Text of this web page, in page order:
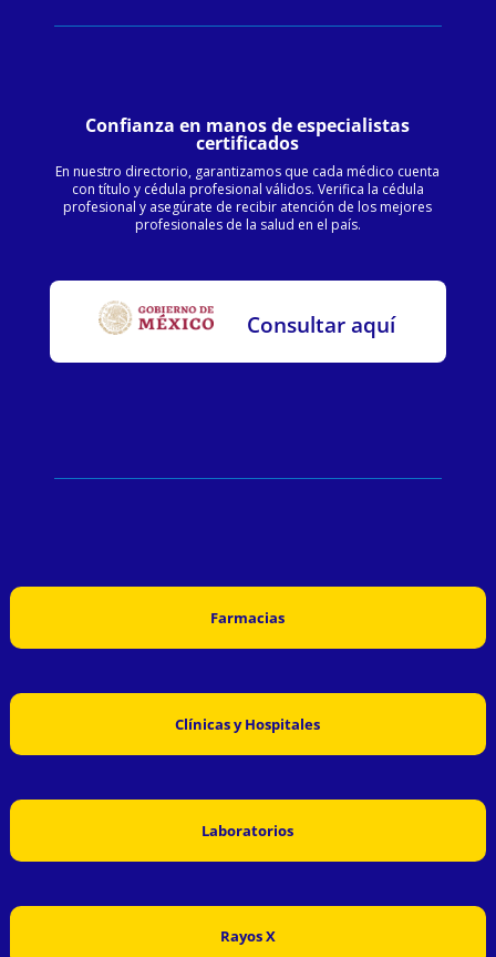
Confianza en manos de especialistas
certificados
En nuestro directorio, garantizamos que cada médico cuenta
con título y cédula profesional válidos. Verifica la cédula
profesional y asegúrate de recibir atención de los mejores
profesionales de la salud en el país.
Consultar aquí
Farmacias
Clínicas y Hospitales
Laboratorios
Rayos X